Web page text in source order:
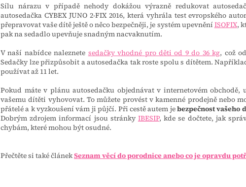
Sílu nárazu v případě nehody dokážou výrazně redukovat
autosedačka CYBEX JUNO 2-FIX 2016, která vyhrála test evropského
přepravovat vaše dítě ještě o něco bezpečněji, je systém upevnění ISOFIX,
pak na sedadlo upevňuje snadným nacvaknutím.
V naší nabídce naleznete sedačky vhodné pro děti od 9 do 36 kg, což
Sedačky lze přizpůsobit a autosedačka tak roste spolu s dítětem.
používat až 11 let.
Pokud máte v plánu autosedačku objednávat v internetovém
vašemu dítěti vyhovovat. To můžete provést v kamenné prodejně nebo
přátelé a k vyzkoušení vám ji půjčí. Při cestě autem jebezpečnost
Dobrým zdrojem informací jsou stránky IBESIP, kde se dočtete, jak
chybám, které mohou být osudné.
Přečtěte si také článekSeznam věcí do porodnice anebo co je opravdu